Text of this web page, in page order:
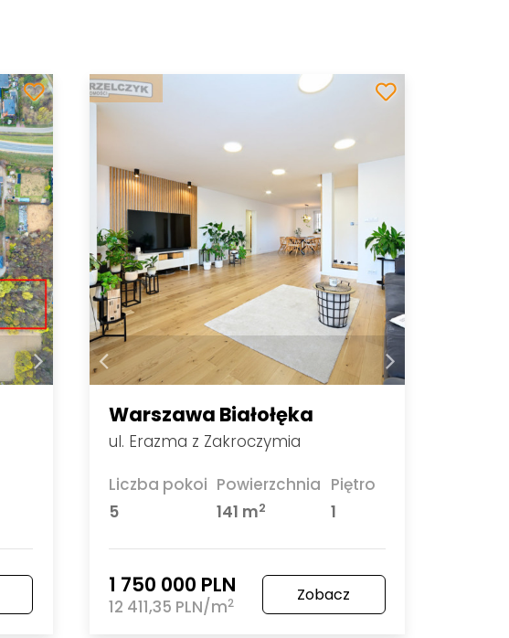
Warszawa Białołęka
ul. Erazma z Zakroczymia
Liczba pokoi
5
Powierzchnia
141 m2
Piętro
1
1 750 000 PLN
12 411,35 PLN/m2 Zobacz